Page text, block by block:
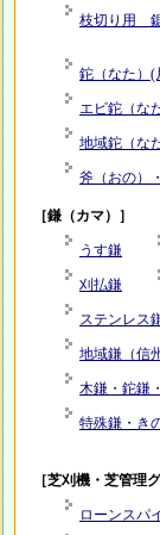
枝切り用 鋸
鉈（なた）(
エビ鉈（な
地域鉈（な
斧（おの）
［鎌（カマ）］
うす鎌
刈払鎌
ステンレス
地域鎌（信
木鎌・鉈鎌
特殊鎌・き
［芝刈機・芝管理
ローンスパ